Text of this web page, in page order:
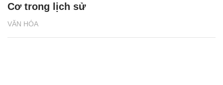
VĂN HÓA
Cơ trong lịch sử